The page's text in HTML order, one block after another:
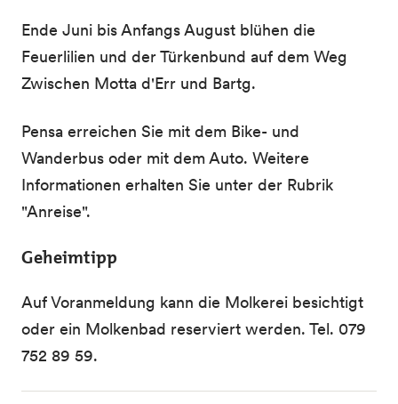
Ende Juni bis Anfangs August blühen die
Feuerlilien und der Türkenbund auf dem Weg
Zwischen Motta d'Err und Bartg.
Pensa erreichen Sie mit dem Bike- und
Wanderbus oder mit dem Auto. Weitere
Informationen erhalten Sie unter der Rubrik
"Anreise".
Geheimtipp
Auf Voranmeldung kann die Molkerei besichtigt
oder ein Molkenbad reserviert werden. Tel. 079
752 89 59.